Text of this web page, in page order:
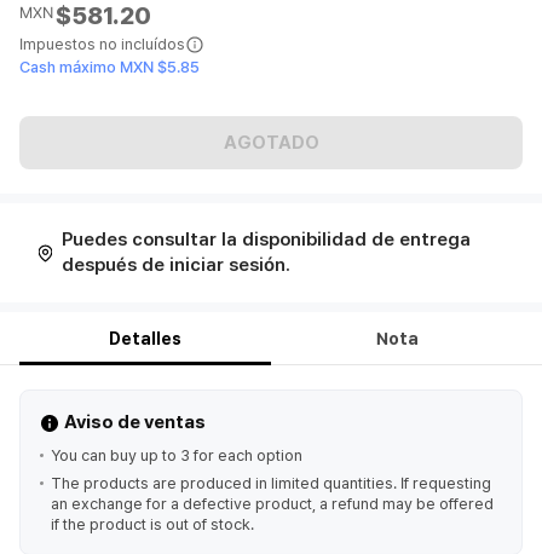
MXN$581.20
Impuestos no incluídos
Cash máximo MXN $5.85
AGOTADO
Puedes consultar la disponibilidad de entrega
después de iniciar sesión.
Detalles Nota
Aviso de ventas
You can buy up to 3 for each option
The products are produced in limited quantities. If requesting
an exchange for a defective product, a refund may be offered
if the product is out of stock.